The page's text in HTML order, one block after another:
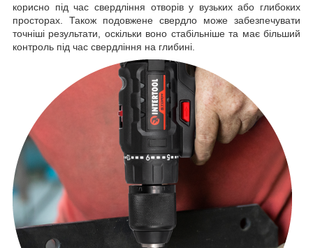
корисно під час свердління отворів у вузьких або глибоких
просторах. Також подовжене свердло може забезпечувати
точніші результати, оскільки воно стабільніше та має більший
контроль під час свердління на глибині.